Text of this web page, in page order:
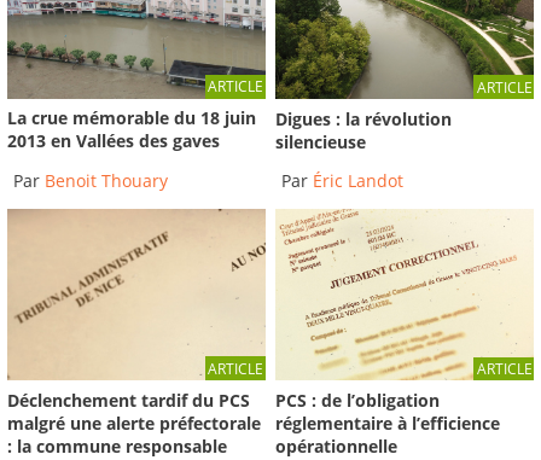
ARTICLE
La crue mémorable du 18 juin
2013 en Vallées des gaves
Par Benoit Thouary
ARTICLE
Digues : la révolution
silencieuse
Par Éric Landot
ARTICLE
Déclenchement tardif du PCS
malgré une alerte préfectorale
: la commune responsable
ARTICLE
PCS : de l’obligation
réglementaire à l’efficience
opérationnelle